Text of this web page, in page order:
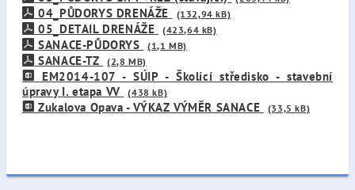
04_PŮDORYS DRENÁŽE (132,94 kB)
05_DETAIL DRENÁŽE (423,64 kB)
SANACE-PŮDORYS (1,1 MB)
SANACE-TZ (2,8 MB)
EM2014-107 - SÚIP - Školící středisko - stavební
úpravy I. etapa VV
(438 kB)
Zukalova Opava - VÝKAZ VÝMĚR SANACE (33,5 kB)